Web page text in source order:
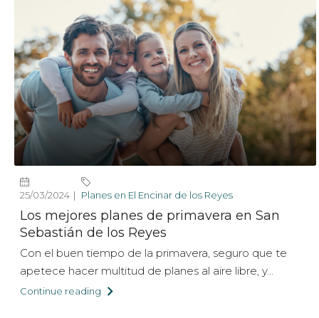
25/03/2024 Planes en El Encinar de los Reyes
Los mejores planes de primavera en San
Sebastián de los Reyes
Con el buen tiempo de la primavera, seguro que te
apetece hacer multitud de planes al aire libre, y...
Continue reading